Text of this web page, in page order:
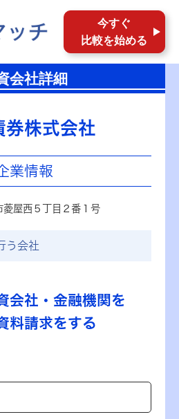
今すぐ
比較を始める
会社詳細
券株式会社
業情報
菱屋西５丁目２番１号
う会社
会社・金融機関を
料請求をする